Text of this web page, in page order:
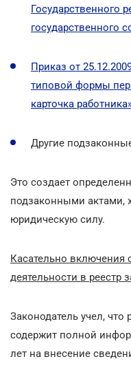
Государственного
государственного
Приказ от
типовой формы
карточка
Другие
Это создает
подзаконными актами,
юридическую силу.
Касательно включения
деятельности в реестр
Законодатель учел, что
содержит полной
лет на внесение